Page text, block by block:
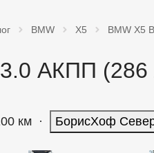
BMW X5 BMW X5
АКПП (286
км · БорисХоф